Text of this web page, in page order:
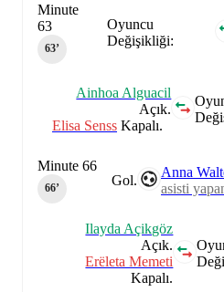
Oyuncu
Değişikliği:
Minute
63
63‎’‎
Ainhoa Alguacil
Açık.
Elisa Senss Kapalı.
Gol.
Anna
asisti
Minute 66
66‎’‎
Ilayda Açikgöz
Açık.
Erëleta Memeti
Kapalı.